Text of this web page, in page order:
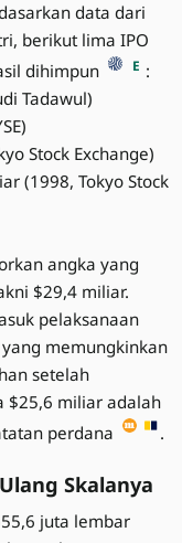
data dari
berikut lima IPO
dihimpun
E :
Tadawul)
Stock Exchange)
(1998, Tokyo Stock
angka yang
$29,4 miliar.
pelaksanaan
memungkinkan
setelah
$25,6 miliar adalah
perdana
.
Skalanya
juta lembar